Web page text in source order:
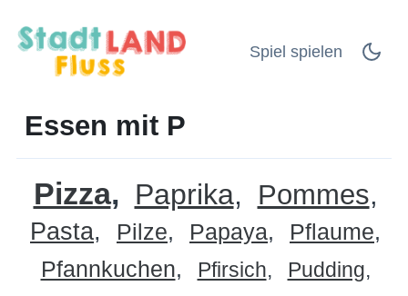
Spiel spielen
Essen mit P
Pizza Paprika Pommes
Pasta Pilze Papaya
Pflaume
Pfannkuchen
Pfirsich
Pudding